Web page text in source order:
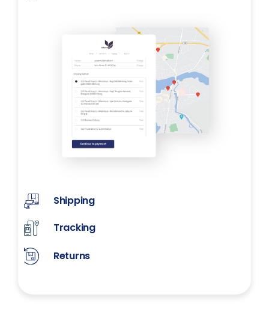
Shipping
Tracking
Returns